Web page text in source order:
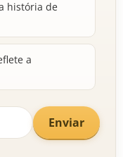
história de
a
Enviar